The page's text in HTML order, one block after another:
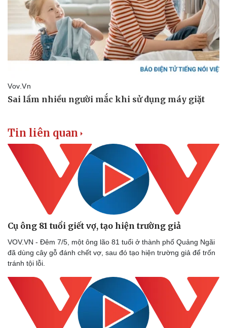
Doanh nhân
Vì cộng đồng
Trải nghiệm
Chuyển đổi số
Tin liên quan
Cụ ông 81 tuổi giết vợ, tạo hiện trường giả
VOV.VN - Đêm 7/5, một ông lão 81 tuổi ở thành phố Quảng Ngãi
đã dùng cây gỗ đánh chết vợ, sau đó tạo hiện trường giả để trốn
tránh tội lỗi.